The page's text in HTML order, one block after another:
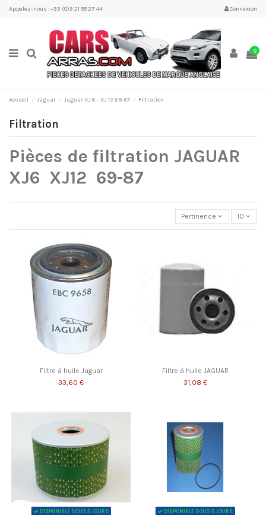
Appelez-nous : +33 (0)3 21 55 27 44 Connexion
0
Accueil Jaguar Jaguar XJ 6 - XJ 12 69-87 Filtration
Filtration
Pièces de filtration JAGUAR
XJ6 XJ12 69-87
Pertinence 10
Filtre à huile Jaguar
33,60 €
Filtre à huile JAGUAR
31,08 €
DISPONIBLE SOUS 5 JOURS DISPONIBLE SOUS 5 JOURS